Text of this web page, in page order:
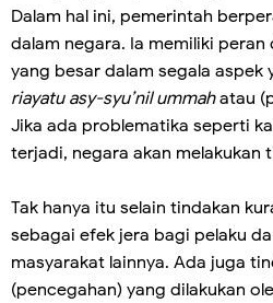
Dalam hal ini, pemerintah
dalam negara. Ia memiliki
yang besar dalam segala aspek
riayatu asy-syu’nil ummahatau
Jika ada problematika seperti
terjadi, negara akan melakukan
Tak hanya itu selain tindakan
sebagai efek jera bagi pelaku
masyarakat lainnya. Ada juga
(pencegahan) yang dilakukan